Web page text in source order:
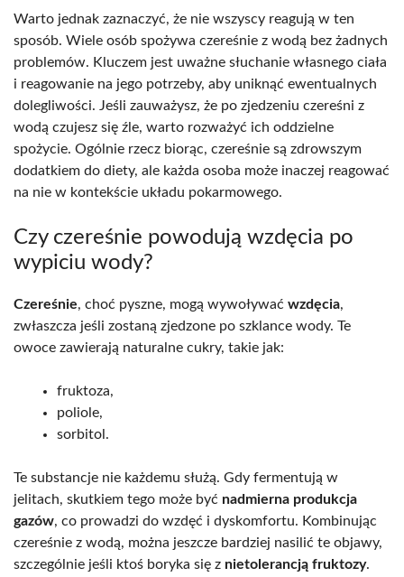
Warto jednak zaznaczyć, że nie wszyscy reagują w ten
sposób. Wiele osób spożywa czereśnie z wodą bez żadnych
problemów. Kluczem jest uważne słuchanie własnego ciała
i reagowanie na jego potrzeby, aby uniknąć ewentualnych
dolegliwości. Jeśli zauważysz, że po zjedzeniu czereśni z
wodą czujesz się źle, warto rozważyć ich oddzielne
spożycie. Ogólnie rzecz biorąc, czereśnie są zdrowszym
dodatkiem do diety, ale każda osoba może inaczej reagować
na nie w kontekście układu pokarmowego.
Czy czereśnie powodują wzdęcia po
wypiciu wody?
Czereśnie, choć pyszne, mogą wywoływać wzdęcia,
zwłaszcza jeśli zostaną zjedzone po szklance wody. Te
owoce zawierają naturalne cukry, takie jak:
fruktoza,
poliole,
sorbitol.
Te substancje nie każdemu służą. Gdy fermentują w
jelitach, skutkiem tego może być nadmierna produkcja
gazów, co prowadzi do wzdęć i dyskomfortu. Kombinując
czereśnie z wodą, można jeszcze bardziej nasilić te objawy,
szczególnie jeśli ktoś boryka się z nietolerancją fruktozy.